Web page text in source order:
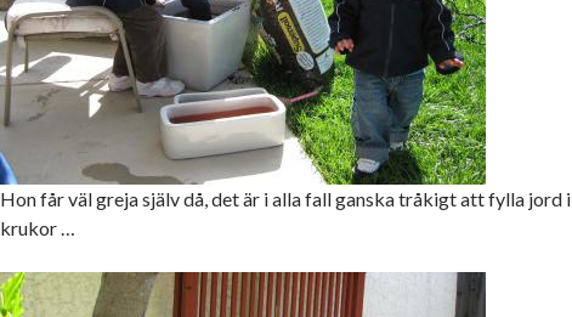
Hon får väl greja själv då, det är i alla fall ganska tråkigt att fylla jord i
krukor …